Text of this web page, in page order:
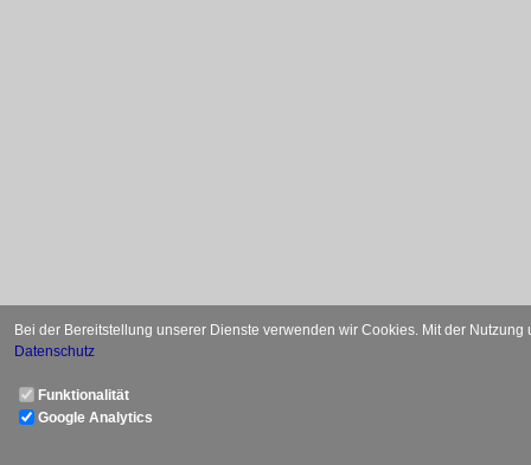
Bei der Bereitstellung unserer Dienste verwenden wir Cookies. Mit der
Datenschutz
Funktionalität
Google Analytics